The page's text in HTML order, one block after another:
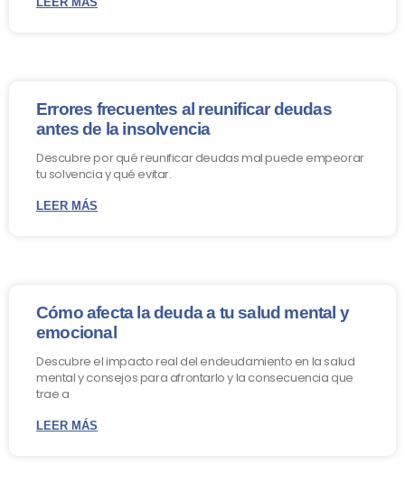
Errores frecuentes al reunificar deudas
antes de la insolvencia
Descubre por qué reunificar deudas mal puede empeorar
tu solvencia y qué evitar.
LEER MÁS
Cómo afecta la deuda a tu salud mental y
emocional
Descubre el impacto real del endeudamiento en la salud
mental y consejos para afrontarlo y la consecuencia que
trae a
LEER MÁS